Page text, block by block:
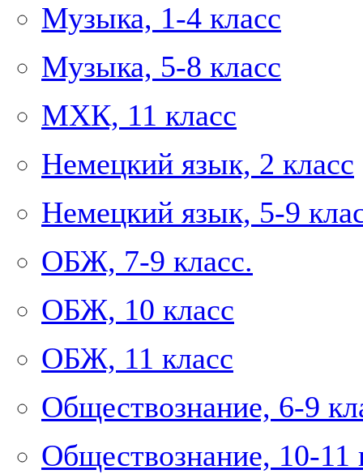
Музыка, 1-4 класс
Музыка, 5-8 класс
МХК, 11 класс
Немецкий язык, 2 класс
Немецкий язык, 5-9
ОБЖ, 7-9 класс.
ОБЖ, 10 класс
ОБЖ, 11 класс
Обществознание, 6-9
Обществознание, 10-11